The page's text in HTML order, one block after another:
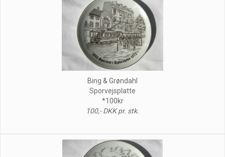
Bing & Grøndahl
Sporvejsplatte
*100kr
100,- DKK pr. stk.